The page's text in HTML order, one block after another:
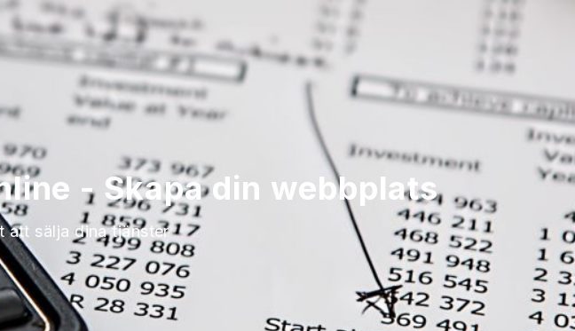
- Skapa din webbplats
att sälja dina tjänster